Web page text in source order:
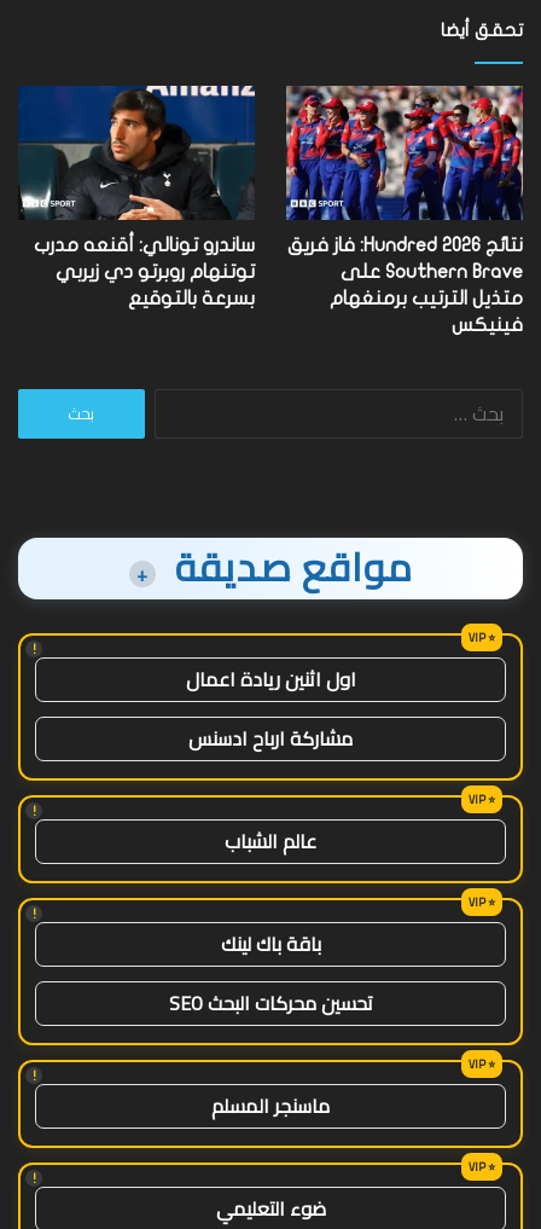
تحقق أيضا
نتائج Hundred 2026: فاز فريق
Southern Brave على
متذيل الترتيب برمنغهام
فينيكس
ساندرو تونالي: أقنعه مدرب
توتنهام روبرتو دي زيربي
بسرعة بالتوقيع
البحث
مواقع صديقة +
!
اول اثنين ريادة اعمال
مشاركة ارباح ادسنس
!
عالم الشباب
!
باقة باك لينك
تحسين محركات البحث SEO
!
ماسنجر المسلم
!
ضوء التعليمي